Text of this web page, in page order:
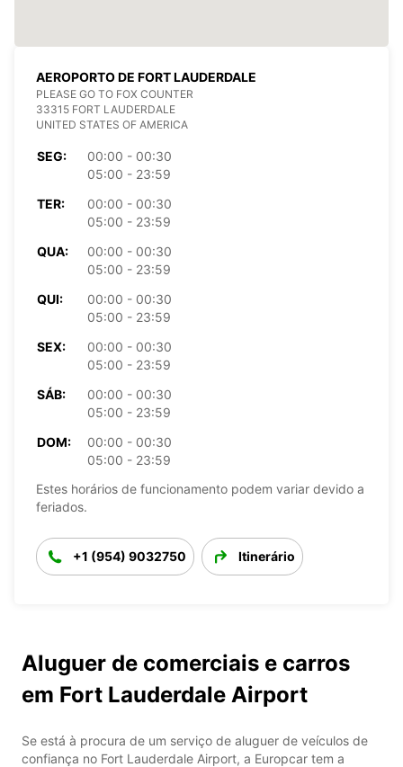
AEROPORTO DE FORT LAUDERDALE
PLEASE GO TO FOX COUNTER
33315 FORT LAUDERDALE
UNITED STATES OF AMERICA
SEG:
00:00 - 00:30
05:00 - 23:59
TER:
00:00 - 00:30
05:00 - 23:59
QUA:
00:00 - 00:30
05:00 - 23:59
QUI:
00:00 - 00:30
05:00 - 23:59
SEX:
00:00 - 00:30
05:00 - 23:59
SÁB:
00:00 - 00:30
05:00 - 23:59
DOM:
00:00 - 00:30
05:00 - 23:59
Estes horários de funcionamento podem variar devido a
feriados.
+1 (954) 9032750 Itinerário
Aluguer de comerciais e carros
em Fort Lauderdale Airport
Se está à procura de um serviço de aluguer de veículos de
confiança no Fort Lauderdale Airport, a Europcar tem a